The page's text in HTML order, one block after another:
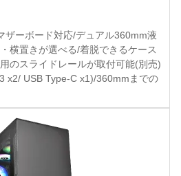
ザーボード対応/デュアル360mm液
横置きが選べる/着脱できるケース
のスライドレールが取付可能(別売)
x2/ USB Type-C x1)/360mmまでの